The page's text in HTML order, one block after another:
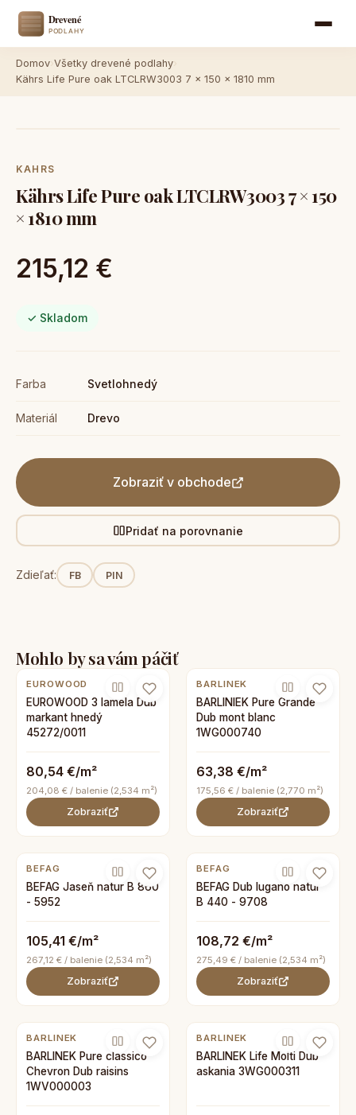
Domov Všetky drevené podlahy
Kährs Life Pure oak LTCLRW3003 7 × 150 × 1810 mm
KAHRS
Kährs Life Pure oak LTCLRW3003 7 × 150
× 1810 mm
215,12 €
✓ Skladom
Farba Svetlohnedý
Materiál Drevo
Zobraziť v obchode
Pridať na porovnanie
Zdieľať: FB PIN
Mohlo by sa vám páčiť
EUROWOOD
EUROWOOD 3 lamela Dub
markant hnedý
45272/0011
80,54 €/m²
204,08 € / balenie (2,534 m²)
Zobraziť
BARLINEK
BARLINIEK Pure Grande
Dub mont blanc
1WG000740
63,38 €/m²
175,56 € / balenie (2,770 m²)
Zobraziť
BEFAG
BEFAG Jaseň natur B 860
- 5952
105,41 €/m²
267,12 € / balenie (2,534 m²)
Zobraziť
BEFAG
BEFAG Dub lugano natur
B 440 - 9708
108,72 €/m²
275,49 € / balenie (2,534 m²)
Zobraziť
BARLINEK
BARLINEK Pure classico
Chevron Dub raisins
1WV000003
BARLINEK
BARLINEK Life Molti Dub
askania 3WG000311